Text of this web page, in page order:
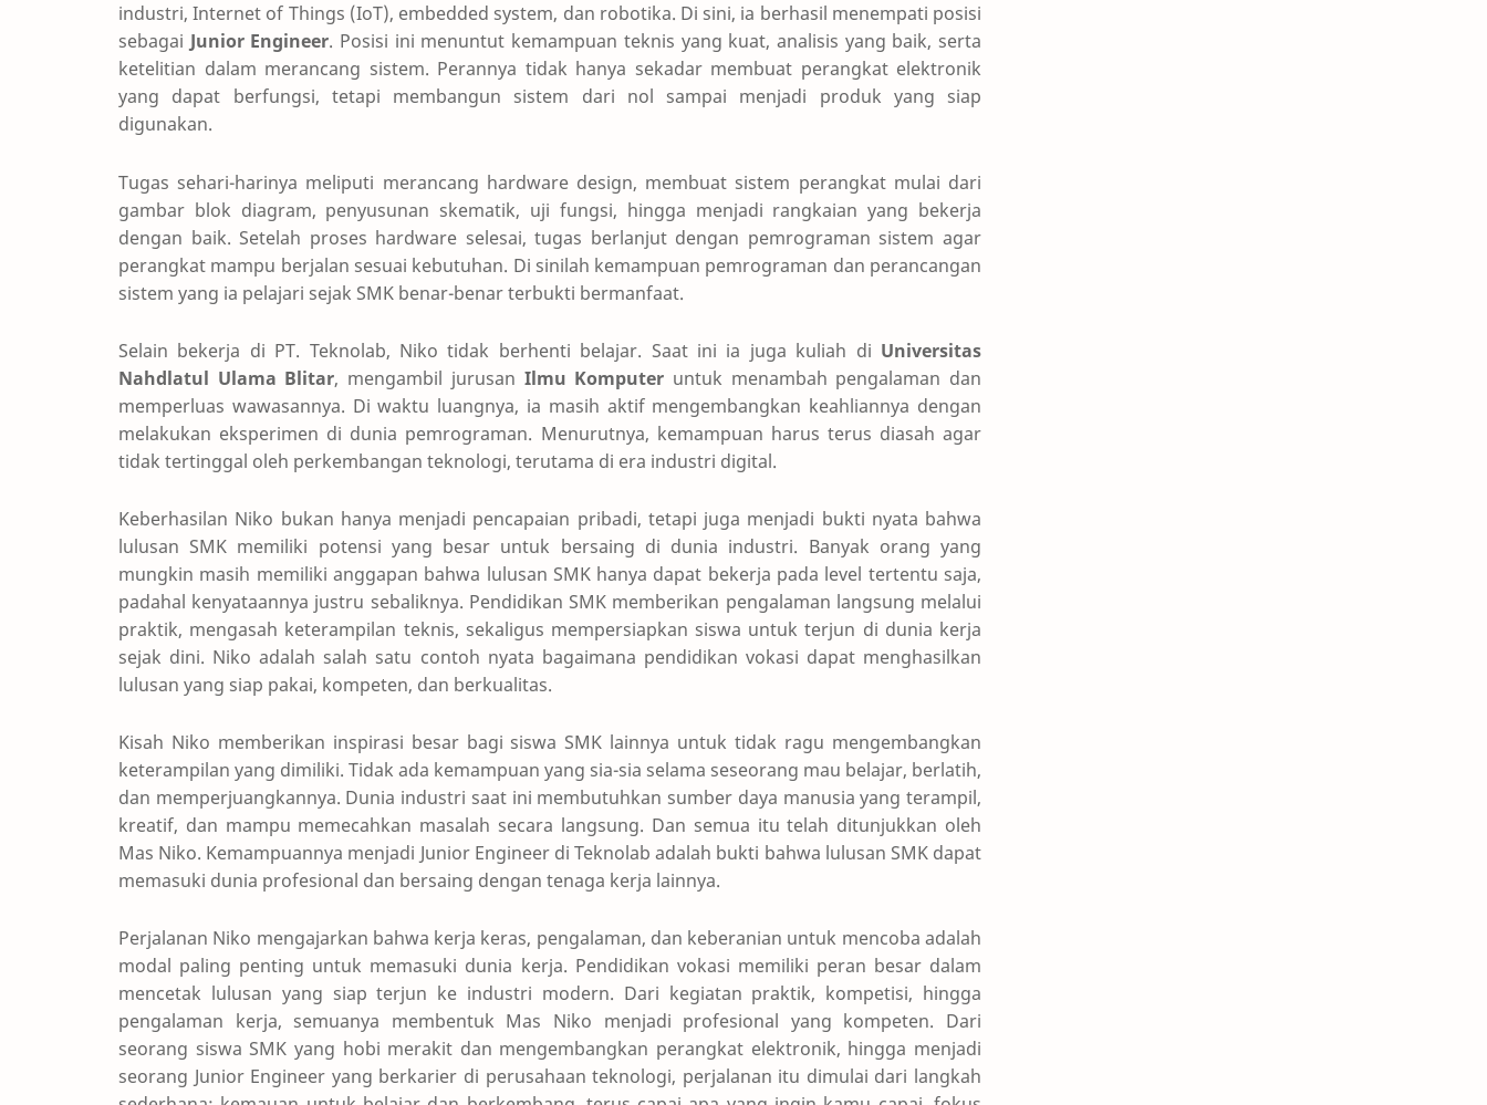
industri, Internet of Things (IoT), embedded system, dan robotika. Di sini, ia berhasil menempati posisi
sebagai Junior Engineer. Posisi ini menuntut kemampuan teknis yang kuat, analisis yang baik, serta
ketelitian dalam merancang sistem. Perannya tidak hanya sekadar membuat perangkat elektronik
yang dapat berfungsi, tetapi membangun sistem dari nol sampai menjadi produk yang siap
digunakan.
Tugas sehari-harinya meliputi merancang hardware design, membuat sistem perangkat mulai dari
gambar blok diagram, penyusunan skematik, uji fungsi, hingga menjadi rangkaian yang bekerja
dengan baik. Setelah proses hardware selesai, tugas berlanjut dengan pemrograman sistem agar
perangkat mampu berjalan sesuai kebutuhan. Di sinilah kemampuan pemrograman dan perancangan
sistem yang ia pelajari sejak SMK benar-benar terbukti bermanfaat.
Selain bekerja di PT. Teknolab, Niko tidak berhenti belajar. Saat ini ia juga kuliah di Universitas
Nahdlatul Ulama Blitar, mengambil jurusan Ilmu Komputer untuk menambah pengalaman dan
memperluas wawasannya. Di waktu luangnya, ia masih aktif mengembangkan keahliannya dengan
melakukan eksperimen di dunia pemrograman. Menurutnya, kemampuan harus terus diasah agar
tidak tertinggal oleh perkembangan teknologi, terutama di era industri digital.
Keberhasilan Niko bukan hanya menjadi pencapaian pribadi, tetapi juga menjadi bukti nyata bahwa
lulusan SMK memiliki potensi yang besar untuk bersaing di dunia industri. Banyak orang yang
mungkin masih memiliki anggapan bahwa lulusan SMK hanya dapat bekerja pada level tertentu saja,
padahal kenyataannya justru sebaliknya. Pendidikan SMK memberikan pengalaman langsung melalui
praktik, mengasah keterampilan teknis, sekaligus mempersiapkan siswa untuk terjun di dunia kerja
sejak dini. Niko adalah salah satu contoh nyata bagaimana pendidikan vokasi dapat menghasilkan
lulusan yang siap pakai, kompeten, dan berkualitas.
Kisah Niko memberikan inspirasi besar bagi siswa SMK lainnya untuk tidak ragu mengembangkan
keterampilan yang dimiliki. Tidak ada kemampuan yang sia-sia selama seseorang mau belajar, berlatih,
dan memperjuangkannya. Dunia industri saat ini membutuhkan sumber daya manusia yang terampil,
kreatif, dan mampu memecahkan masalah secara langsung. Dan semua itu telah ditunjukkan oleh
Mas Niko. Kemampuannya menjadi Junior Engineer di Teknolab adalah bukti bahwa lulusan SMK dapat
memasuki dunia profesional dan bersaing dengan tenaga kerja lainnya.
Perjalanan Niko mengajarkan bahwa kerja keras, pengalaman, dan keberanian untuk mencoba adalah
modal paling penting untuk memasuki dunia kerja. Pendidikan vokasi memiliki peran besar dalam
mencetak lulusan yang siap terjun ke industri modern. Dari kegiatan praktik, kompetisi, hingga
pengalaman kerja, semuanya membentuk Mas Niko menjadi profesional yang kompeten. Dari
seorang siswa SMK yang hobi merakit dan mengembangkan perangkat elektronik, hingga menjadi
seorang Junior Engineer yang berkarier di perusahaan teknologi, perjalanan itu dimulai dari langkah